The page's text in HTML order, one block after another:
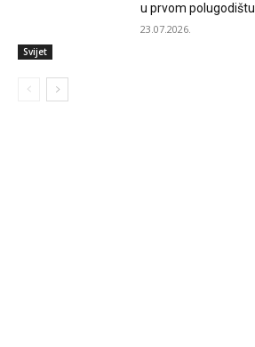
Svijet
u prvom polugodištu
23.07.2026.